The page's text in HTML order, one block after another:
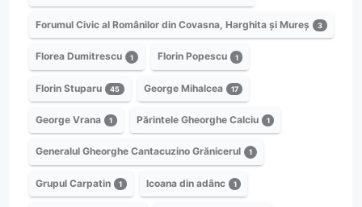
Forumul Civic al Românilor din Covasna, Harghita și Mureș 3
Florea Dumitrescu 1 Florin Popescu 1
Florin Stuparu 45 George Mihalcea 17
George Vrana 1 Părintele Gheorghe Calciu 1
Generalul Gheorghe Cantacuzino Grănicerul 1
Grupul Carpatin 1 Icoana din adânc 1